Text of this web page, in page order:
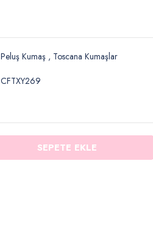
Peluş Kumaş , Toscana Kumaşlar
CFTXY269
SEPETE EKLE